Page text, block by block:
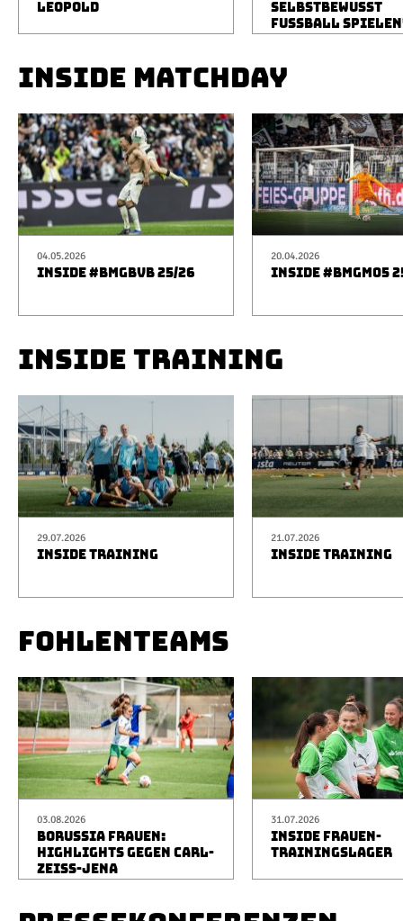
LEOPOLD
SELBSTBEWUSST
FUSSBALL
INSIDE MATCHDAY
04.05.2026
INSIDE #BMGBVB 25/26
20.04.2026
INSIDE #BMGM05
INSIDE TRAINING
29.07.2026
INSIDE TRAINING
21.07.2026
INSIDE TRAINING
FOHLENTEAMS
03.08.2026
BORUSSIA FRAUEN:
HIGHLIGHTS GEGEN CARL-
ZEISS-JENA
31.07.2026
INSIDE FRAUEN-
TRAININGSLAGER